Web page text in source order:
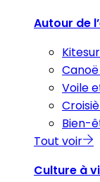
Autour de
Voile
Bien-
Tout voir
Culture à